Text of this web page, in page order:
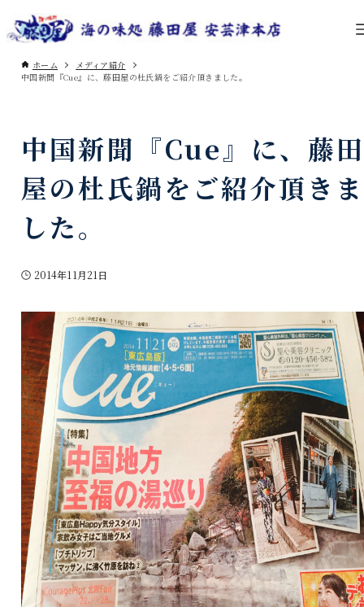
ホーム
メディア紹介
中国新聞『Cue』に、藤田屋の杜氏鍋をご紹介頂きました。
中国新聞『Cue』に、藤
屋の杜氏鍋をご紹介頂きま
した。
2014年11月21日